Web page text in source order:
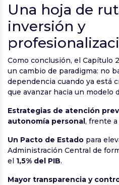
Una hoja de
inversión y
Como conclusión, el Capítulo
un cambio de paradigma: no
dependencia cuando ya está
que avanzar hacia un modelo
Estrategias de atención
autonomía personal, frente
Un Pacto de Estado para
Administración Central de
el 1,5% del PIB.
Mayor transparencia y